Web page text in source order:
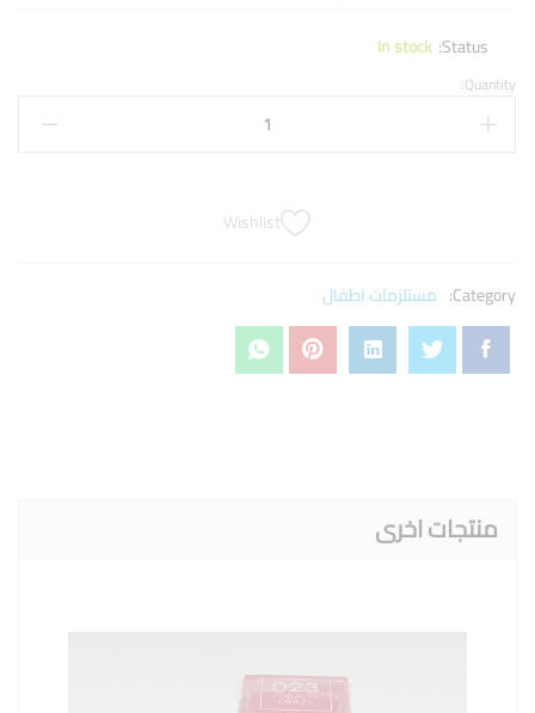
Status:
In stock
Quantity:
Wishlist
Category: مستلزمات اطفال
منتجات اخرى